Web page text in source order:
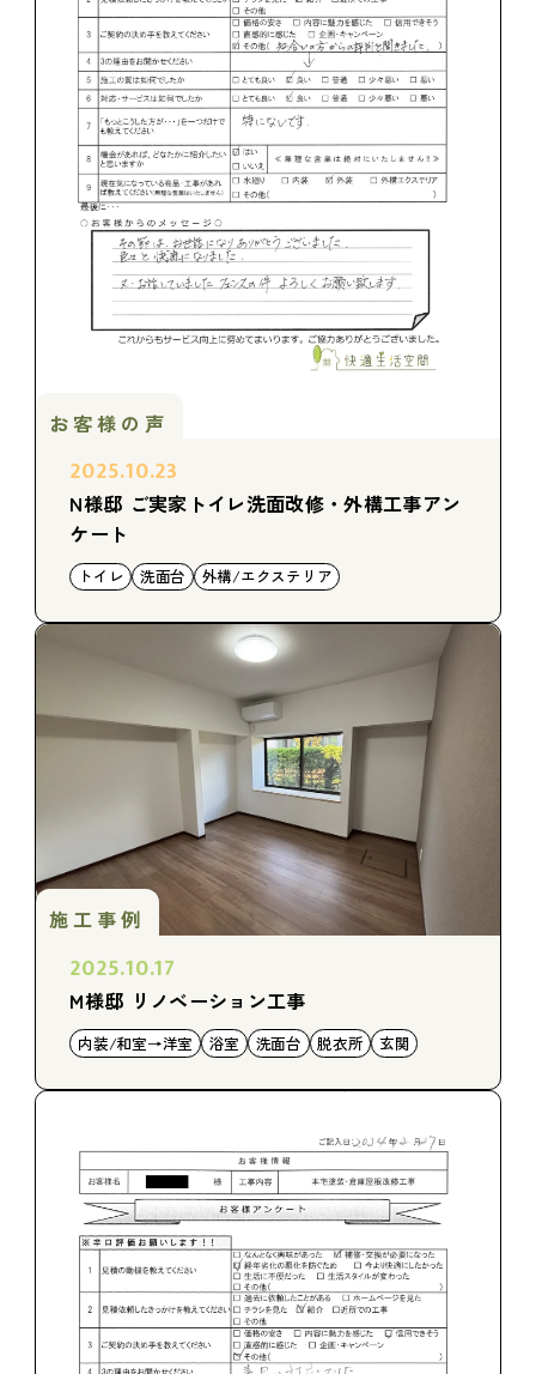
お客様の声
2025.10.23
N様邸 ご実家トイレ洗面改修・外構工事アン
ケート
トイレ 洗面台 外構/エクステリア
施工事例
2025.10.17
M様邸 リノベーション工事
内装/和室→洋室 浴室 洗面台 脱衣所 玄関